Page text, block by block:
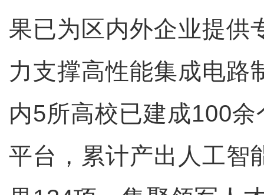
果已为区内外企业提供
力支撑高性能集成电路
内5所高校已建成100
平台，累计产出人工智